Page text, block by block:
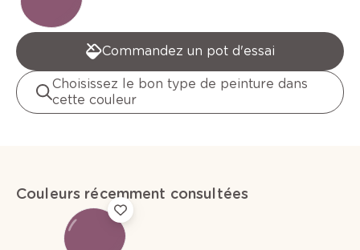
Commandez un pot d'essai
Choisissez le bon type de peinture dans
cette couleur
Couleurs récemment consultées